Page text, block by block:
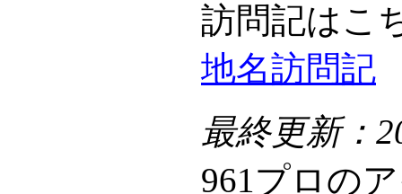
訪問記はこ
地名訪問記
最終更新：
961プロの